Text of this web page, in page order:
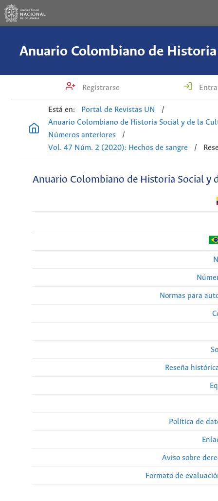
Registrarse
Está en: Portal de Revistas UN
/
Anuario Colombiano de Historia Social y de la
Números anteriores
/
Vol. 47 Núm. 2 (2020): Hechos de sangre
/
Anuario Colombiano de Historia Social y
Normas para
Reseña
Política de
Aviso sobre
Formato de